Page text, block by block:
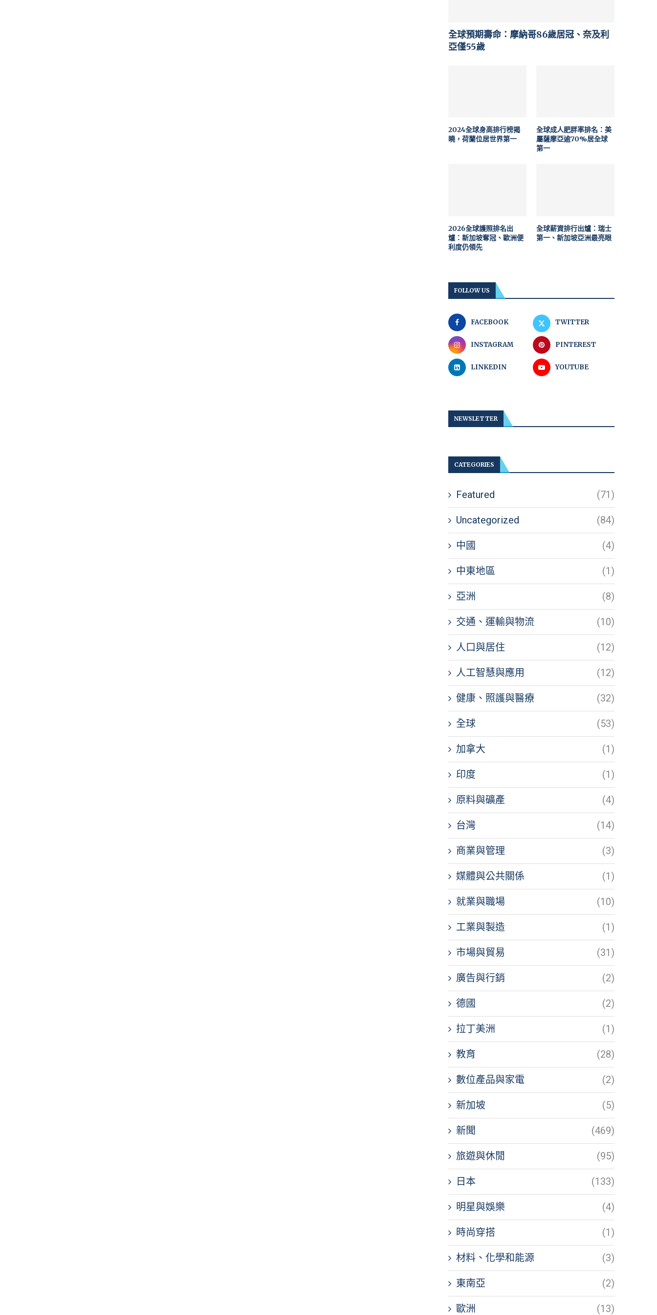
全球預期壽命：摩納哥86歲居冠、奈及利
亞僅55歲
2024全球身高排行榜揭
曉，荷蘭位居世界第一
全球成人肥胖率排名：美
屬薩摩亞逾70%居全球
第一
2026全球護照排名出
爐：新加坡奪冠、歐洲便
利度仍領先
全球薪資排行出爐：瑞士
第一、新加坡亞洲最亮眼
FOLLOW US
FACEBOOK TWITTER
INSTAGRAM PINTEREST
LINKEDIN YOUTUBE
NEWSLETTER
CATEGORIES
Featured (71)
Uncategorized (84)
中國 (4)
中東地區 (1)
亞洲 (8)
交通、運輸與物流 (10)
人口與居住 (12)
人工智慧與應用 (12)
健康、照護與醫療 (32)
全球 (53)
加拿大 (1)
印度 (1)
原料與礦產 (4)
台灣 (14)
商業與管理 (3)
媒體與公共關係 (1)
就業與職場 (10)
工業與製造 (1)
市場與貿易 (31)
廣告與行銷 (2)
德國 (2)
拉丁美洲 (1)
教育 (28)
數位產品與家電 (2)
新加坡 (5)
新聞 (469)
旅遊與休閒 (95)
日本 (133)
明星與娛樂 (4)
時尚穿搭 (1)
材料、化學和能源 (3)
東南亞 (2)
歐洲 (13)